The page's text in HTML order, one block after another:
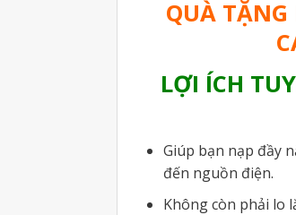
QUÀ TẶNG
LỢI ÍCH
Giúp bạn nạp đầy
đến nguồn điện.
Không còn phải lo